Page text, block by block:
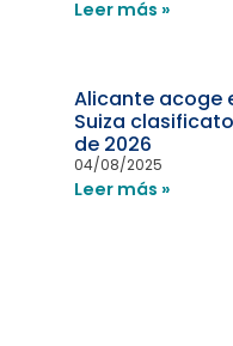
Leer más »
Alicante acoge
Suiza
de 2026
04/08/2025
Leer más »